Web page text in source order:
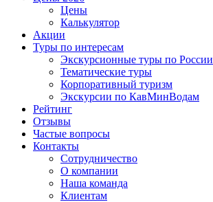
Цены
Калькулятор
Акции
Туры по интересам
Экскурсионные туры по России
Тематические туры
Корпоративный туризм
Экскурсии по КавМинВодам
Рейтинг
Отзывы
Частые вопросы
Контакты
Сотрудничество
О компании
Наша команда
Клиентам